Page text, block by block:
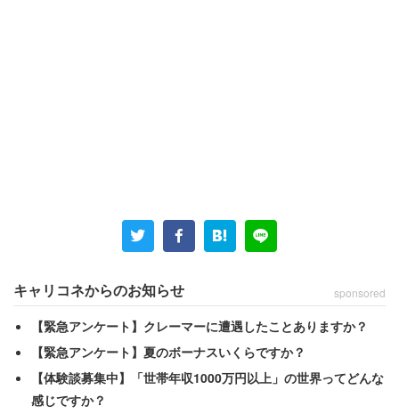
の交通利便性を誇る。都心へ通勤・通学する層にとって、
がえる。
また、単なるアクセスの良さだけでなく、生活インフラが
整っていることも人気の要因だ。市内には商業施設や飲食
店が豊富に揃っているほか、行政による「児童手当」や
キャリコネからのお知らせ sponsored
【緊急アンケート】クレーマーに遭遇したことありますか？
【緊急アンケート】夏のボーナスいくらですか？
【体験談募集中】「世帯年収1000万円以上」の世界ってどんな
感じですか？